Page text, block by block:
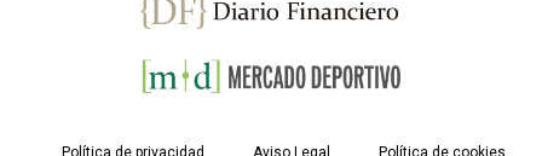
Política de privacidad Aviso Legal Política de cookies